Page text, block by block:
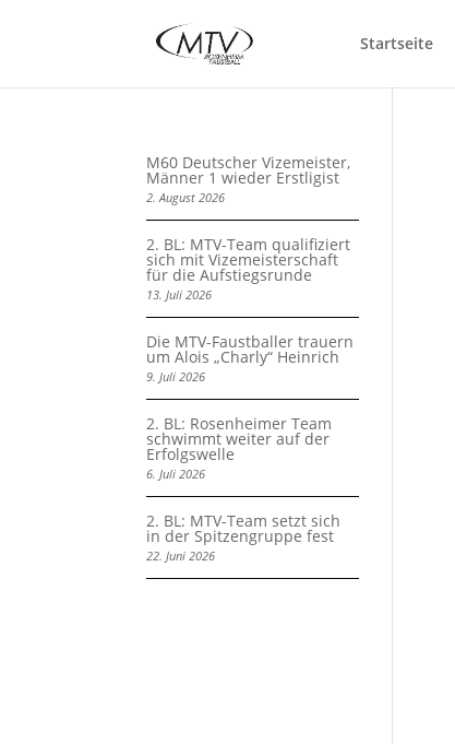
Startseite
M60 Deutscher Vizemeister,
Männer 1 wieder Erstligist
2. August 2026
2. BL: MTV-Team qualifiziert
sich mit Vizemeisterschaft
für die Aufstiegsrunde
13. Juli 2026
Die MTV-Faustballer trauern
um Alois „Charly“ Heinrich
9. Juli 2026
2. BL: Rosenheimer Team
schwimmt weiter auf der
Erfolgswelle
6. Juli 2026
2. BL: MTV-Team setzt sich
in der Spitzengruppe fest
22. Juni 2026